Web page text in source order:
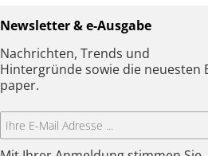
Newsletter & e-Ausgabe
Nachrichten, Trends und
Hintergründe sowie die neuesten
paper.